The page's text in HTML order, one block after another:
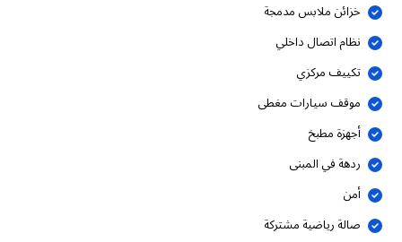
خزائن ملابس مدمجة
نظام اتصال داخلي
تكييف مركزي
موقف سيارات مغطى
أجهزة مطبخ
ردهة في المبنى
أمن
صالة رياضية مشتركة